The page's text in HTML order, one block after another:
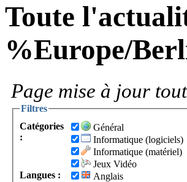
Toute
%Europe/
Page mise à jour
Filtres
Catégories
:
Général
Informatique (logiciels)
Informatique (matériel)
Jeux Vidéo
Langues :
Anglais